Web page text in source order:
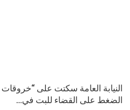
النيابة العامة سكتت على
الضغط على القضاء للبت في…